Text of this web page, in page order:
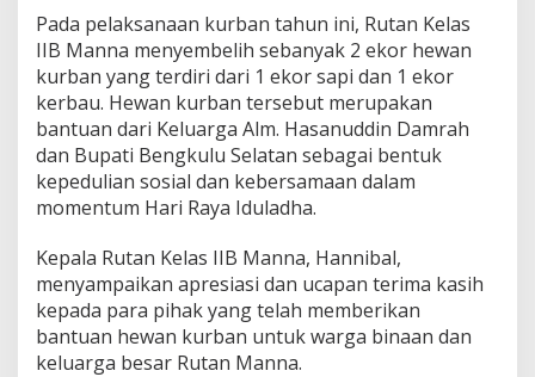
h
1
4
4
7
H
Pada pelaksanaan kurban tahun ini, Rutan Kelas
IIB Manna menyembelih sebanyak 2 ekor hewan
kurban yang terdiri dari 1 ekor sapi dan 1 ekor
kerbau. Hewan kurban tersebut merupakan
bantuan dari Keluarga Alm. Hasanuddin Damrah
dan Bupati Bengkulu Selatan sebagai bentuk
kepedulian sosial dan kebersamaan dalam
momentum Hari Raya Iduladha.
Kepala Rutan Kelas IIB Manna, Hannibal,
menyampaikan apresiasi dan ucapan terima kasih
kepada para pihak yang telah memberikan
bantuan hewan kurban untuk warga binaan dan
keluarga besar Rutan Manna.